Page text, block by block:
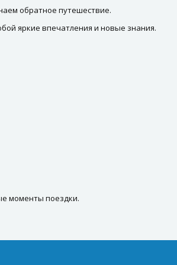
обратное путешествие.
яркие впечатления и новые знания.
моменты поездки.